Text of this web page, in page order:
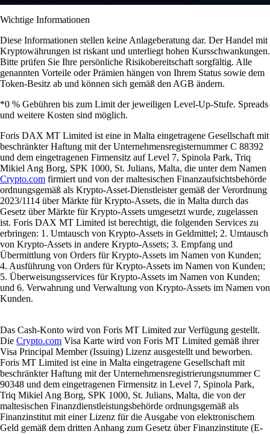
Wichtige Informationen
Diese Informationen stellen keine Anlageberatung dar. Der Handel mit
Kryptowährungen ist riskant und unterliegt hohen Kursschwankungen.
Bitte prüfen Sie Ihre persönliche Risikobereitschaft sorgfältig. Alle
genannten Vorteile oder Prämien hängen von Ihrem Status sowie dem
Token-Besitz ab und können sich gemäß den AGB ändern.
*0 % Gebühren bis zum Limit der jeweiligen Level-Up-Stufe. Spreads
und weitere Kosten sind möglich.
Foris DAX MT Limited ist eine in Malta eingetragene Gesellschaft mit
beschränkter Haftung mit der Unternehmensregisternummer C 88392
und dem eingetragenen Firmensitz auf Level 7, Spinola Park, Triq
Mikiel Ang Borg, SPK 1000, St. Julians, Malta, die unter dem Namen
Crypto.com firmiert und von der maltesischen Finanzaufsichtsbehörde
ordnungsgemäß als Krypto-Asset-Dienstleister gemäß der Verordnung
2023/1114 über Märkte für Krypto-Assets, die in Malta durch das
Gesetz über Märkte für Krypto-Assets umgesetzt wurde, zugelassen
ist. Foris DAX MT Limited ist berechtigt, die folgenden Services zu
erbringen: 1. Umtausch von Krypto-Assets in Geldmittel; 2. Umtausch
von Krypto-Assets in andere Krypto-Assets; 3. Empfang und
Übermittlung von Orders für Krypto-Assets im Namen von Kunden;
4. Ausführung von Orders für Krypto-Assets im Namen von Kunden;
5. Überweisungsservices für Krypto-Assets im Namen von Kunden;
und 6. Verwahrung und Verwaltung von Krypto-Assets im Namen von
Kunden.
Das Cash-Konto wird von Foris MT Limited zur Verfügung gestellt.
Die Crypto.com Visa Karte wird von Foris MT Limited gemäß ihrer
Visa Principal Member (Issuing) Lizenz ausgestellt und beworben.
Foris MT Limited ist eine in Malta eingetragene Gesellschaft mit
beschränkter Haftung mit der Unternehmensregistrierungsnummer C
90348 und dem eingetragenen Firmensitz in Level 7, Spinola Park,
Triq Mikiel Ang Borg, SPK 1000, St. Julians, Malta, die von der
maltesischen Finanzdienstleistungsbehörde ordnungsgemäß als
Finanzinstitut mit einer Lizenz für die Ausgabe von elektronischem
Geld gemäß dem dritten Anhang zum Gesetz über Finanzinstitute (E-